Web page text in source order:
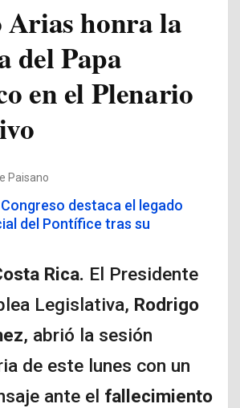
Arias honra la
del Papa
en el Plenario
Paisano
destaca el legado
del Pontífice tras su
Rica. El Presidente
Legislativa, Rodrigo
, abrió la sesión
de este lunes con un
ante el fallecimiento